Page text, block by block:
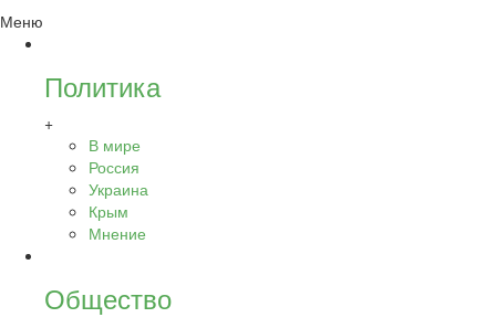
Меню
Политика
+
В мире
Россия
Украина
Крым
Мнение
Общество